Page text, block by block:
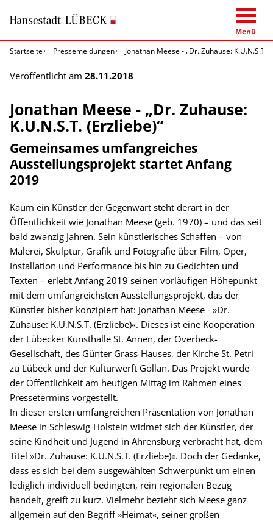
Menü
Startseite
Pressemeldungen Jonathan Meese - „Dr. Zuhause: K.U.N.S.T.
Veröffentlicht am 28.11.2018
Jonathan Meese - „Dr. Zuhause:
K.U.N.S.T. (Erzliebe)“
Gemeinsames umfangreiches
Ausstellungsprojekt startet Anfang
2019
Kaum ein Künstler der Gegenwart steht derart in der
Öffentlichkeit wie Jonathan Meese (geb. 1970) – und das seit
bald zwanzig Jahren. Sein künstlerisches Schaffen – von
Malerei, Skulptur, Grafik und Fotografie über Film, Oper,
Installation und Performance bis hin zu Gedichten und
Texten – erlebt Anfang 2019 seinen vorläufigen Höhepunkt
mit dem umfangreichsten Ausstellungsprojekt, das der
Künstler bisher konzipiert hat: Jonathan Meese - »Dr.
Zuhause: K.U.N.S.T. (Erzliebe)«. Dieses ist eine Kooperation
der Lübecker Kunsthalle St. Annen, der Overbeck-
Gesellschaft, des Günter Grass-Hauses, der Kirche St. Petri
zu Lübeck und der Kulturwerft Gollan. Das Projekt wurde
der Öffentlichkeit am heutigen Mittag im Rahmen eines
Pressetermins vorgestellt.
In dieser ersten umfangreichen Präsentation von Jonathan
Meese in Schleswig-Holstein widmet sich der Künstler, der
seine Kindheit und Jugend in Ahrensburg verbracht hat, dem
Titel »Dr. Zuhause: K.U.N.S.T. (Erzliebe)«. Doch der Gedanke,
dass es sich bei dem ausgewählten Schwerpunkt um einen
lediglich individuell bedingten, rein regionalen Bezug
handelt, greift zu kurz. Vielmehr bezieht sich Meese ganz
allgemein auf den Begriff »Heimat«, seiner großen